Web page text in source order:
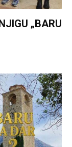
„BARU